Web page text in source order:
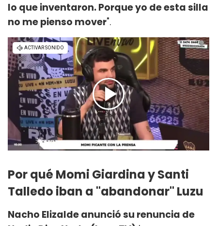
lo que inventaron. Porque yo de esta silla
no me pienso mover".
Por qué Momi Giardina y Santi
Talledo iban a "abandonar" Luzu
Nacho Elizalde anunció su renuncia de